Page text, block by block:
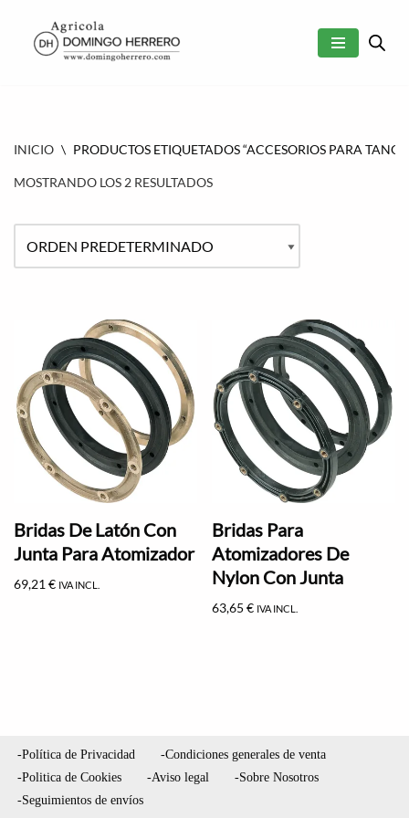
SALTAR
INICIO \ PRODUCTOS ETIQUETADOS “ACCESORIOS PARA
MOSTRANDO LOS 2 RESULTADOS
Bridas De Latón Con
Junta Para Atomizador
69,21 € IVA INCL.
Bridas Para
Atomizadores De
Nylon Con Junta
63,65€ IVA INCL.
-Política de Privacidad
-Condiciones generales de venta
-Politica de Cookies
-Aviso legal
-Sobre Nosotros
-Seguimientos de envíos